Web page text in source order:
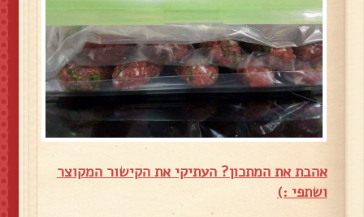
אהבת את המתכון? העתיקי את הקישור המקוצר
ושתפי :)